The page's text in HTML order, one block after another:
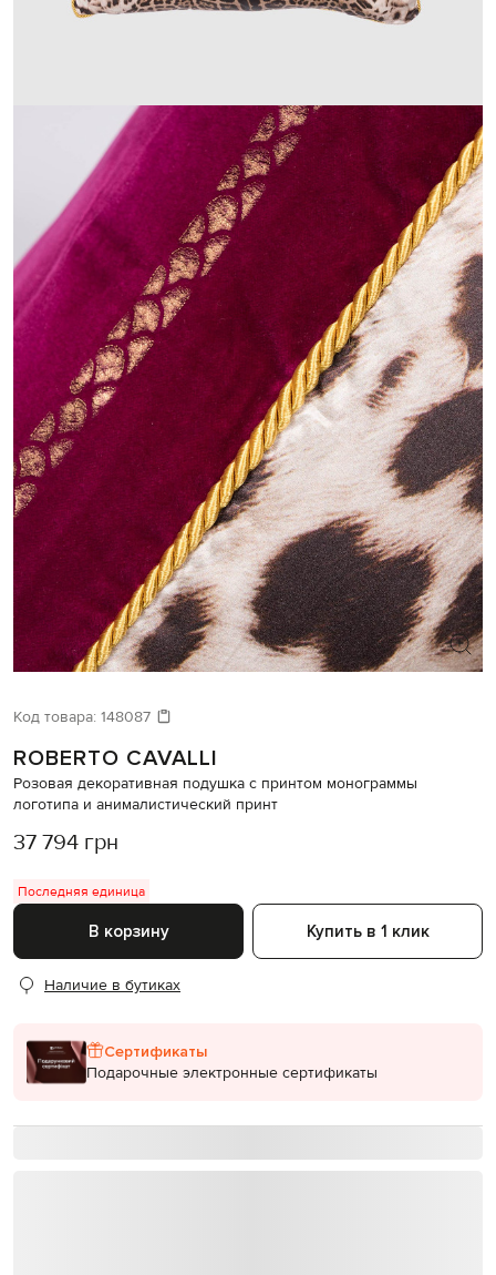
Код товара: 148087
ROBERTO CAVALLI
Розовая декоративная подушка с принтом монограммы
логотипа и анималистический принт
37 794 грн
Последняя единица
В корзину Купить в 1 клик
Наличие в бутиках
Сертификаты
Подарочные электронные сертификаты